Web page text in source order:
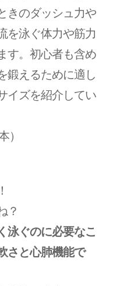
きのダッシュ力や
を泳ぐ体力や筋力
す。初心者も含め
鍛えるために適し
イズを紹介してい
）
？
泳ぐのに必要なこ
さと心肺機能で